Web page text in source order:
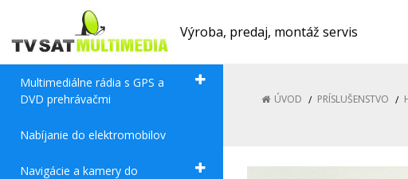
Výroba, predaj, montáž servis
Multimediálne rádia s GPS a
DVD prehrávačmi
Nabíjanie do elektromobilov
Navigácie a kamery do
ÚVOD PRÍSLUŠENSTVO